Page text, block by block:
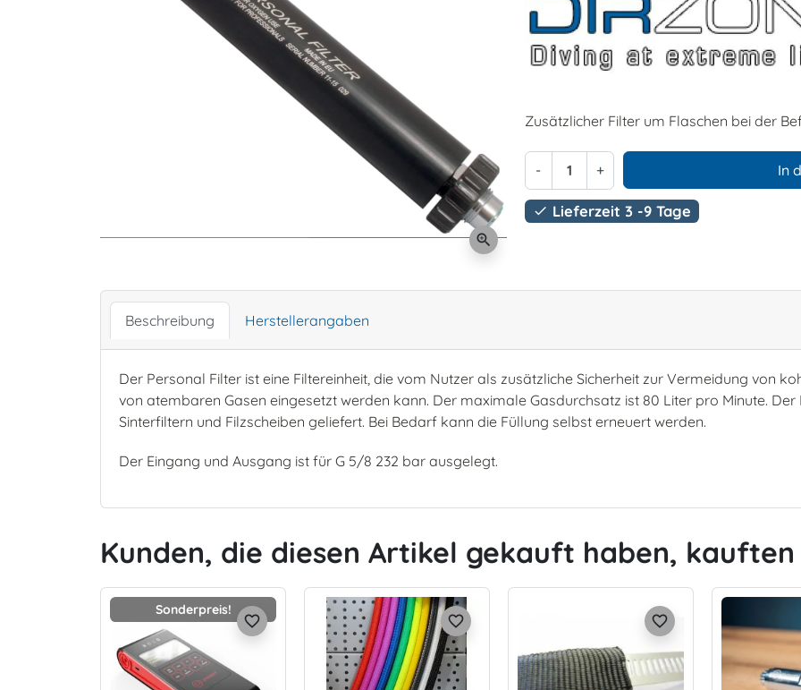
zoom_in
Zusätzlicher Filter um Flaschen bei der
- + In
 Lieferzeit 3 -9 Tage
Beschreibung Herstellerangaben
Der Personal Filter ist eine Filtereinheit, die vom Nutzer als zusätzliche Sicherheit zur Vermeidung von
von atembaren Gasen eingesetzt werden kann. Der maximale Gasdurchsatz ist 80 Liter pro Minute.
Sinterfiltern und Filzscheiben geliefert. Bei Bedarf kann die Füllung selbst erneuert werden.
Der Eingang und Ausgang ist für G 5/8 232 bar ausgelegt.
Kunden, die diesen Artikel gekauft haben, kauften
Sonderpreis!
favorite_border favorite_border favorite_border